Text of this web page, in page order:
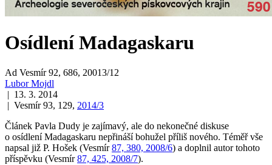
Osídlení Madagaskaru
Ad Vesmír 92, 686, 20013/12
Lubor Mojdl
| 13. 3. 2014
| Vesmír 93, 129, 2014/3
Článek Pavla Dudy je zajímavý, ale do nekonečné diskuse
o osídlení Madagaskaru nepřináší bohužel příliš nového. Téměř vše
napsal již P. Hošek (Vesmír87, 380, 2008/6) a doplnil autor tohoto
příspěvku (Vesmír87, 425, 2008/7).